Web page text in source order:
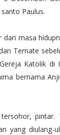
Paulus.
dari masa
Ternate
Katolik di
bernama
yang